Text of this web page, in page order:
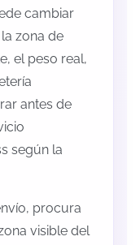
cambiar
zona de
el peso real,
antes de
según la
procura
visible del